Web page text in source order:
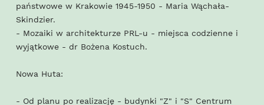
państwowe w Krakowie 1945-1950 - Maria Wąchała-
Skindzier.
- Mozaiki w architekturze PRL-u - miejsca codzienne i
wyjątkowe - dr Bożena Kostuch.
Nowa Huta:
- Od planu po realizację - budynki "Z" i "S" Centrum